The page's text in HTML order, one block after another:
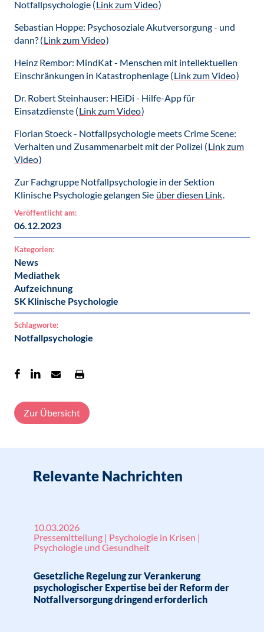
Notfallpsychologie (Link zum Video)
Sebastian Hoppe: Psychosoziale Akutversorgung - und
dann? (Link zum Video)
Heinz Rembor: MindKat - Menschen mit intellektuellen
Einschränkungen in Katastrophenlage (Link zum Video)
Dr. Robert Steinhauser: HEiDi - Hilfe-App für
Einsatzdienste (Link zum Video)
Florian Stoeck - Notfallpsychologie meets Crime Scene:
Verhalten und Zusammenarbeit mit der Polizei (Link zum
Video)
Zur Fachgruppe Notfallpsychologie in der Sektion
Klinische Psychologie gelangen Sie über diesen Link.
Veröffentlicht am:
06.12.2023
Kategorien:
News
Mediathek
Aufzeichnung
SK Klinische Psychologie
Schlagworte:
Notfallpsychologie
Zur Übersicht
Relevante Nachrichten
10.03.2026
Pressemitteilung | Psychologie in Krisen |
Psychologie und Gesundheit
Gesetzliche Regelung zur Verankerung
psychologischer Expertise bei der Reform der
Notfallversorgung dringend erforderlich